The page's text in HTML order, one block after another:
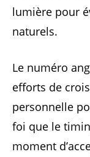
lumière pour
naturels.
Le numéro
efforts de
personnelle
foi que le
moment